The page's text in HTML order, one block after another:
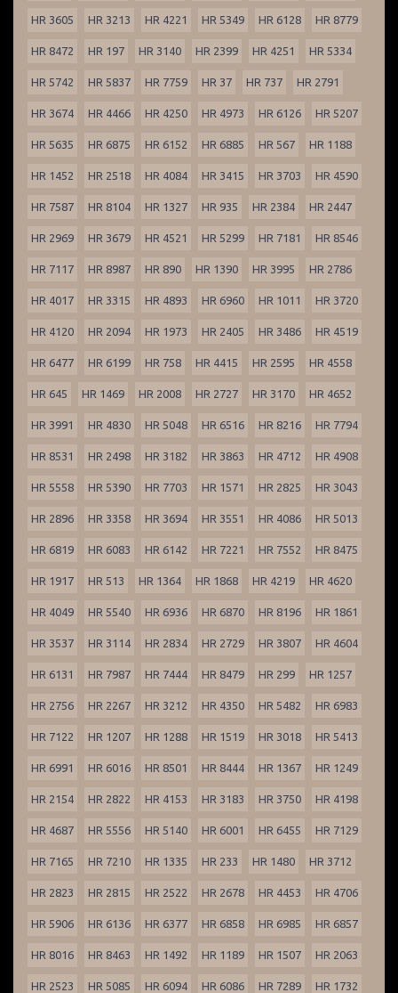
HR 3605 HR 3213 HR 4221 HR 5349 HR 6128 HR 8779
HR 8472 HR 197 HR 3140 HR 2399 HR 4251 HR 5334
HR 5742 HR 5837 HR 7759 HR 37 HR 737 HR 2791
HR 3674 HR 4466 HR 4250 HR 4973 HR 6126 HR 5207
HR 5635 HR 6875 HR 6152 HR 6885 HR 567 HR 1188
HR 1452 HR 2518 HR 4084 HR 3415 HR 3703 HR 4590
HR 7587 HR 8104 HR 1327 HR 935 HR 2384 HR 2447
HR 2969 HR 3679 HR 4521 HR 5299 HR 7181 HR 8546
HR 7117 HR 8987 HR 890 HR 1390 HR 3995 HR 2786
HR 4017 HR 3315 HR 4893 HR 6960 HR 1011 HR 3720
HR 4120 HR 2094 HR 1973 HR 2405 HR 3486 HR 4519
HR 6477 HR 6199 HR 758 HR 4415 HR 2595 HR 4558
HR 645 HR 1469 HR 2008 HR 2727 HR 3170 HR 4652
HR 3991 HR 4830 HR 5048 HR 6516 HR 8216 HR 7794
HR 8531 HR 2498 HR 3182 HR 3863 HR 4712 HR 4908
HR 5558 HR 5390 HR 7703 HR 1571 HR 2825 HR 3043
HR 2896 HR 3358 HR 3694 HR 3551 HR 4086 HR 5013
HR 6819 HR 6083 HR 6142 HR 7221 HR 7552 HR 8475
HR 1917 HR 513 HR 1364 HR 1868 HR 4219 HR 4620
HR 4049 HR 5540 HR 6936 HR 6870 HR 8196 HR 1861
HR 3537 HR 3114 HR 2834 HR 2729 HR 3807 HR 4604
HR 6131 HR 7987 HR 7444 HR 8479 HR 299 HR 1257
HR 2756 HR 2267 HR 3212 HR 4350 HR 5482 HR 6983
HR 7122 HR 1207 HR 1288 HR 1519 HR 3018 HR 5413
HR 6991 HR 6016 HR 8501 HR 8444 HR 1367 HR 1249
HR 2154 HR 2822 HR 4153 HR 3183 HR 3750 HR 4198
HR 4687 HR 5556 HR 5140 HR 6001 HR 6455 HR 7129
HR 7165 HR 7210 HR 1335 HR 233 HR 1480 HR 3712
HR 2823 HR 2815 HR 2522 HR 2678 HR 4453 HR 4706
HR 5906 HR 6136 HR 6377 HR 6858 HR 6985 HR 6857
HR 8016 HR 8463 HR 1492 HR 1189 HR 1507 HR 2063
HR 2523 HR 5085 HR 6094 HR 6086 HR 7289 HR 1732